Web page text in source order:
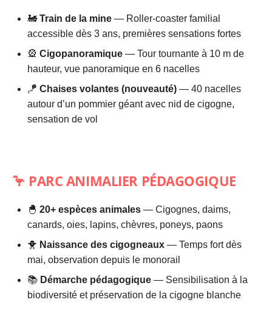
🚂 Train de la mine — Roller-coaster familial
accessible dès 3 ans, premières sensations fortes
🎡 Cigopanoramique — Tour tournante à 10 m de
hauteur, vue panoramique en 6 nacelles
🪁 Chaises volantes (nouveauté) — 40 nacelles
autour d’un pommier géant avec nid de cigogne,
sensation de vol
🦩 PARC ANIMALIER PÉDAGOGIQUE
🐣 20+ espèces animales — Cigognes, daims,
canards, oies, lapins, chèvres, poneys, paons
🐥 Naissance des cigogneaux — Temps fort dès
mai, observation depuis le monorail
📚 Démarche pédagogique — Sensibilisation à la
biodiversité et préservation de la cigogne blanche